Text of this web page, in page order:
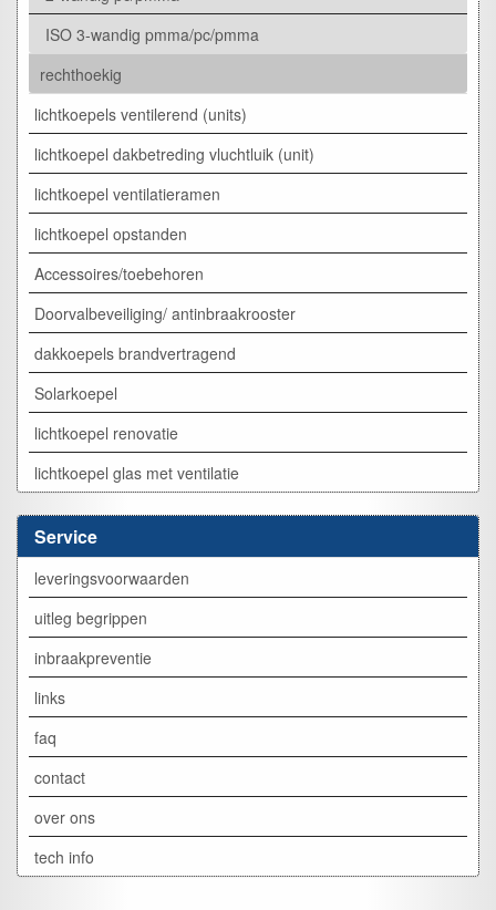
ISO 3-wandig pmma/pc/pmma
rechthoekig
lichtkoepels ventilerend (units)
lichtkoepel dakbetreding vluchtluik (unit)
lichtkoepel ventilatieramen
lichtkoepel opstanden
Accessoires/toebehoren
Doorvalbeveiliging/ antinbraakrooster
dakkoepels brandvertragend
Solarkoepel
lichtkoepel renovatie
lichtkoepel glas met ventilatie
Service
leveringsvoorwaarden
uitleg begrippen
inbraakpreventie
links
faq
contact
over ons
tech info